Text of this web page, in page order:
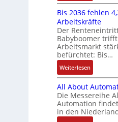
a
h
m
e
,
g
p
ä
g
t
s
e
m
e
ü
h
r
e
r
z
u
m
V
o
r
s
t
E
r
g
e
b
n
i
s
s
e
b
e
b
s
-
u
n
d
M
a
r
k
e
t
K
I
b
r
a
u
c
h
t
S
t
r
u
Bis 2036 fehlen
Arbeitskräfte
Der
Babyboomer
Arbeitsmarkt
befürchtet: Bis…
Weiterlesen:
B
i
s
2
0
All About
Die Messereihe
Automation
in den